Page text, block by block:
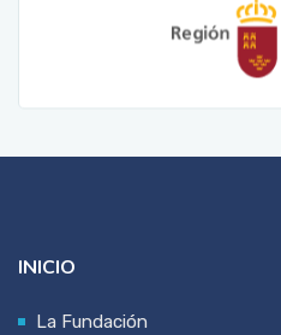
INICIO
La Fundación